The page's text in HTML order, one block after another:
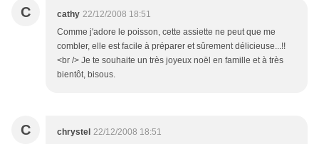
C cathy 22/12/2008 18:51
Comme j'adore le poisson, cette assiette ne peut que me
combler, elle est facile à préparer et sûrement délicieuse...!!
<br /> Je te souhaite un très joyeux noël en famille et à très
bientôt, bisous.
C chrystel 22/12/2008 18:51